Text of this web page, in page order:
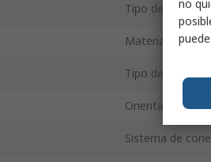
Tipo de
Material de la
Tipo de montaje
Orientación
Sistema de
no